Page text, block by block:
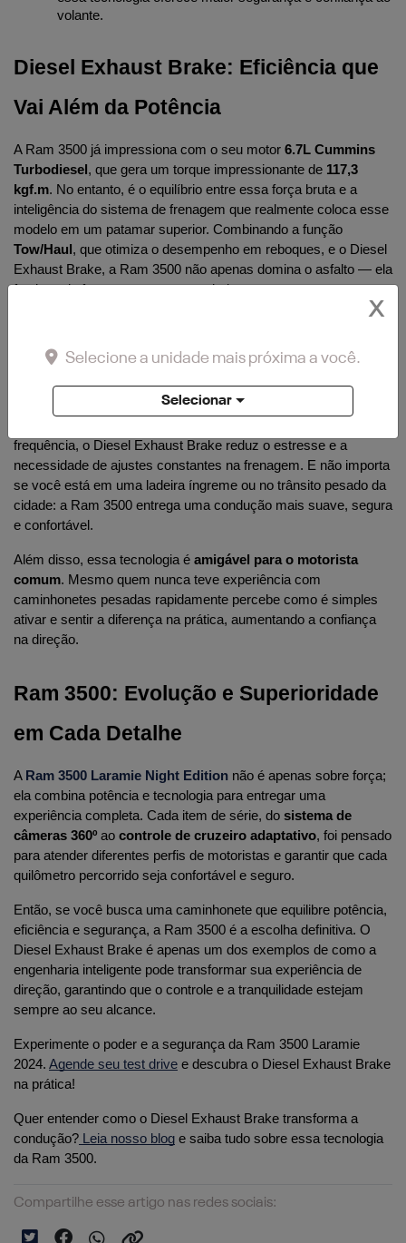
volante.
Diesel Exhaust Brake: Eficiência que
Vai Além da Potência
A Ram 3500 já impressiona com o seu motor 6.7L Cummins
Turbodiesel , que gera um torque impressionante de 117,3
kgf.m. No entanto, é o equilíbrio entre essa força bruta e a
inteligência do sistema de frenagem que realmente coloca esse
Tow/Haul , que otimiza o desempenho em reboques, e o Diesel
Exhaust Brake, a Ram 3500 não apenas domina o asfalto — ela
faz isso de forma segura e controlada.
Por que Essa Tecnologia Importa no
Seu Dia a Dia?
frequência, o Diesel Exhaust Brake reduz o estresse e a
necessidade de ajustes constantes na frenagem. E não importa
se você está em uma ladeira íngreme ou no trânsito pesado da
cidade: a Ram 3500 entrega uma condução mais suave, segura
e confortável.
Além disso, essa tecnologia é amigável para o motorista
comum. Mesmo quem nunca teve experiência com
caminhonetes pesadas rapidamente percebe como é simples
ativar e sentir a diferença na prática, aumentando a confiança
na direção.
Ram 3500: Evolução e Superioridade
em Cada Detalhe
A Ram 3500 Laramie Night Edition não é apenas sobre força;
ela combina potência e tecnologia para entregar uma
experiência completa. Cada item de série, do sistema de
câmeras 360º ao controle de cruzeiro adaptativo, foi pensado
para atender diferentes perfis de motoristas e garantir que cada
quilômetro percorrido seja confortável e seguro.
Então, se você busca uma caminhonete que equilibre potência,
eficiência e segurança, a Ram 3500 é a escolha definitiva. O
Diesel Exhaust Brake é apenas um dos exemplos de como a
engenharia inteligente pode transformar sua experiência de
direção, garantindo que o controle e a tranquilidade estejam
sempre ao seu alcance.
Experimente o poder e a segurança da Ram 3500 Laramie
2024. Agende seu test drive e descubra o Diesel Exhaust Brake
na prática!
Quer entender como o Diesel Exhaust Brake transforma a
condução? Leia nosso blog e saiba tudo sobre essa tecnologia
da Ram 3500.
Compartilhe esse artigo nas redes sociais:
X
Selecione a unidade mais próxima a você.
Selecionar